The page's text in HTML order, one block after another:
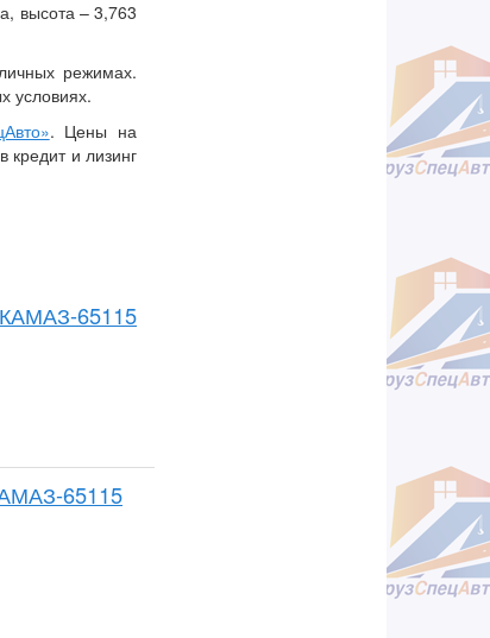
высота – 3,763
режимах.
условиях.
. Цены на
кредит и лизинг
65115
65115